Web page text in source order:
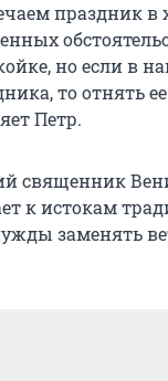
праздник в
но если в
то отнять
Петр.
священник
к истокам
заменять